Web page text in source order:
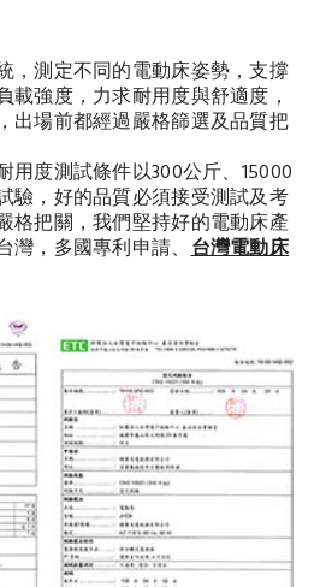
，測定不同的電動床姿勢，支撐
載強度，力求耐用度與舒適度，
出場前都經過嚴格篩選及品質把
用度測試條件以300公斤、15000
驗，好的品質必須接受測試及考
格把關，我們堅持好的電動床產
灣，多國專利申請、台灣電動床